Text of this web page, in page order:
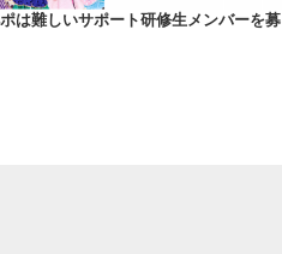
は難しいサポート研修生メンバーを募